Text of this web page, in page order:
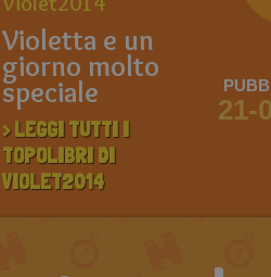
Violetta e un
giorno molto
speciale
> LEGGI TUTTI I
TOPOLIBRI DI
VIOLET2014
21-